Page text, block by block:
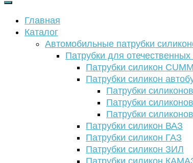
Главная
Каталог
Автомобильные патрубки
Патрубки для отечественных
Патрубки силикон
Патрубки силикон
Патрубки
Патрубки
Патрубки
Патрубки силикон ВАЗ
Патрубки силикон ГАЗ
Патрубки силикон ЗИЛ
Патрубки силикон